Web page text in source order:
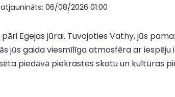
06/08/2026 01:00
Egejas jūrai. Tuvojoties Vathy, jūs
jūs gaida viesmīlīga atmosfēra ar
piedāvā piekrastes skatu un kultūras